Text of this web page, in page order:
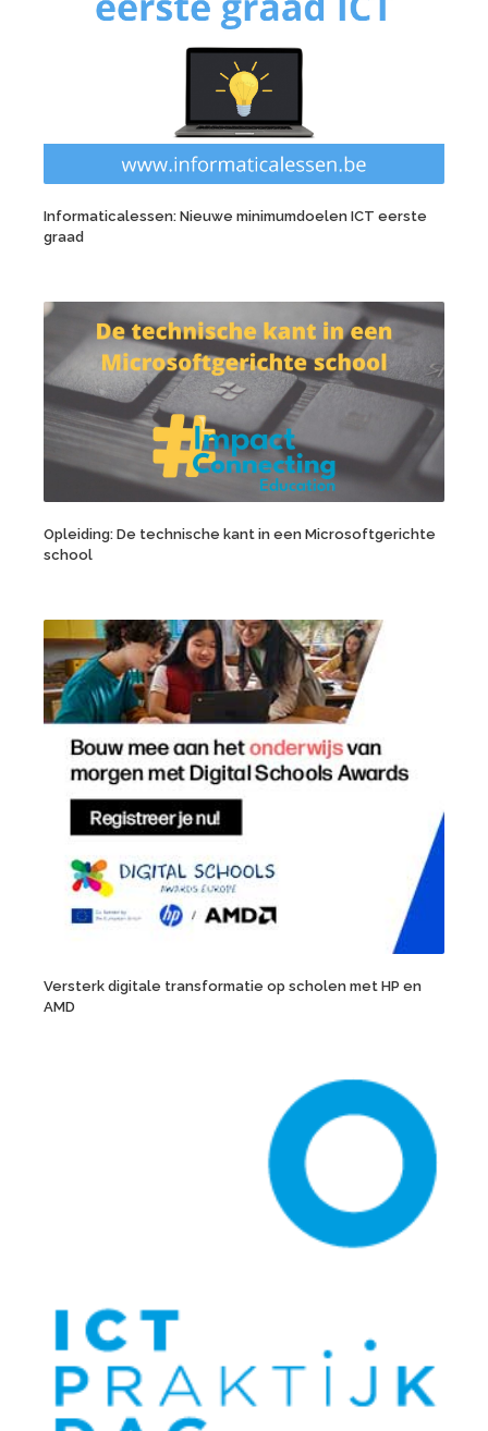
Informaticalessen: Nieuwe minimumdoelen ICT eerste
graad
Opleiding: De technische kant in een Microsoftgerichte
school
Versterk digitale transformatie op scholen met HP en
AMD